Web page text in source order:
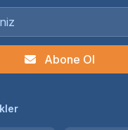
Abone Ol